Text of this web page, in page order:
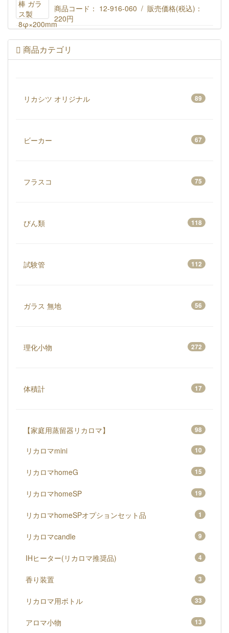
商品コード： 12-916-060 / 販売価格(税込)：
220円
撹拌棒 ガラス製 8φ×200mm
商品カテゴリ
リカシツ オリジナル 89
ビーカー 67
フラスコ 75
びん類 118
試験管 112
ガラス 無地 56
理化小物 272
体積計 17
【家庭用蒸留器リカロマ】 98
リカロマmini 10
リカロマhomeG 15
リカロマhomeSP 19
リカロマhomeSPオプションセット品 1
リカロマcandle 9
IHヒーター(リカロマ推奨品) 4
香り装置 3
リカロマ用ボトル 33
アロマ小物 13